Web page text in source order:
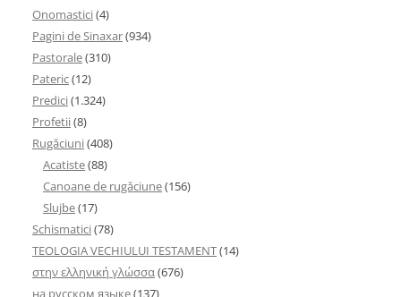
Onomastici(4)
Pagini de Sinaxar(934)
Pastorale(310)
Pateric(12)
Predici(1.324)
Profetii(8)
Rugăciuni(408)
Acatiste(88)
Canoane de rugăciune(156)
Slujbe(17)
Schismatici(78)
TEOLOGIA VECHIULUI TESTAMENT(14)
στην ελληνική γλώσσα(676)
на русском языке(137)